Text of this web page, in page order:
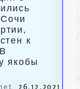
к
якобы